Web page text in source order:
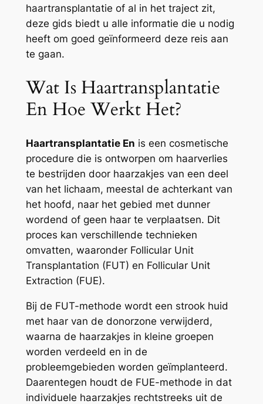
haartransplantatie of al in het traject zit,
deze gids biedt u alle informatie die u nodig
heeft om goed geïnformeerd deze reis aan
te gaan.
Wat Is Haartransplantatie
En Hoe Werkt Het?
Haartransplantatie En is een cosmetische
procedure die is ontworpen om haarverlies
te bestrijden door haarzakjes van een deel
van het lichaam, meestal de achterkant van
het hoofd, naar het gebied met dunner
wordend of geen haar te verplaatsen. Dit
proces kan verschillende technieken
omvatten, waaronder Follicular Unit
Transplantation (FUT) en Follicular Unit
Extraction (FUE).
Bij de FUT-methode wordt een strook huid
met haar van de donorzone verwijderd,
waarna de haarzakjes in kleine groepen
worden verdeeld en in de
probleemgebieden worden geïmplanteerd.
Daarentegen houdt de FUE-methode in dat
individuele haarzakjes rechtstreeks uit de